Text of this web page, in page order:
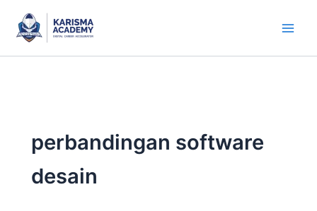
content
perbandingan software
desain